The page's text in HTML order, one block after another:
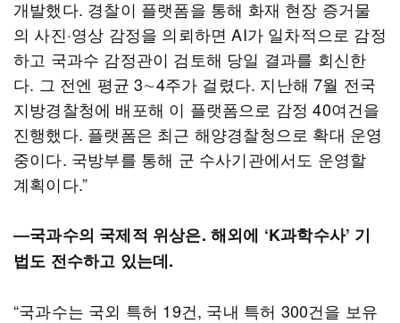
개발했다. 경찰이 플랫폼을 통해 화재 현장 증거물
의 사진·영상 감정을 의뢰하면 AI가 일차적으로 감정
하고 국과수 감정관이 검토해 당일 결과를 회신한
다. 그 전엔 평균 3∼4주가 걸렸다. 지난해 7월 전국
지방경찰청에 배포해 이 플랫폼으로 감정 40여건을
진행했다. 플랫폼은 최근 해양경찰청으로 확대 운영
중이다. 국방부를 통해 군 수사기관에서도 운영할
계획이다.”
―국과수의 국제적 위상은. 해외에 ‘K과학수사’ 기
법도 전수하고 있는데.
“국과수는 국외 특허 19건, 국내 특허 300건을 보유